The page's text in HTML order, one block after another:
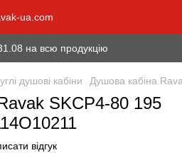
на всю продукцію
душові кабіни Душова кабіна
SKCP4-80 195
відгук